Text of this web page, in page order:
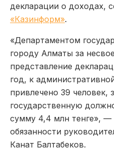
декларации о доходах,
«Казинформ».
«Департаментом
городу Алматы за
представление
год, к
привлечено 39 человек,
государственную
сумму 4,4 млн тенге»,
обязанности
Канат Балтабеков.